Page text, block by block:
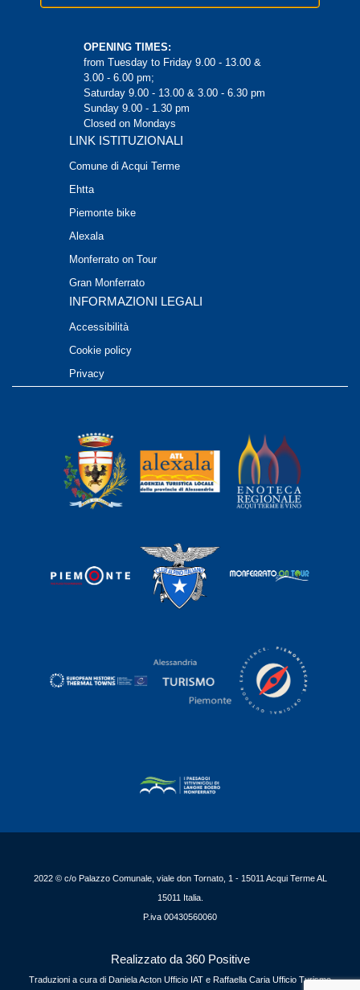
OPENING TIMES:
from Tuesday to Friday 9.00 - 13.00 &
3.00 - 6.00 pm;
Saturday 9.00 - 13.00 & 3.00 - 6.30 pm
Sunday 9.00 - 1.30 pm
Closed on Mondays
LINK ISTITUZIONALI
Comune di Acqui Terme
Ehtta
Piemonte bike
Alexala
Monferrato on Tour
Gran Monferrato
INFORMAZIONI LEGALI
Accessibilità
Cookie policy
Privacy
2022 © c/o Palazzo Comunale, viale don Tornato, 1 - 15011 Acqui Terme AL
15011 Italia.
P.iva 00430560060
Realizzato da 360 Positive
Traduzioni a cura di Daniela Acton Ufficio IAT e Raffaella Caria Ufficio Turismo